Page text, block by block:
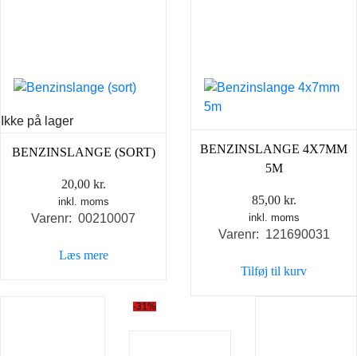
Ikke på lager
BENZINSLANGE (SORT)
20,00 kr.
inkl. moms
Varenr: 00210007
Læs mere
BENZINSLANGE 4X7MM
5M
85,00 kr.
inkl. moms
Varenr: 121690031
Tilføj til kurv
-31%